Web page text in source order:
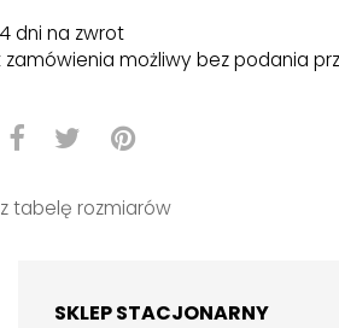
dni na zwrot
zamówienia możliwy bez podania
tabelę rozmiarów
SKLEP STACJONARNY